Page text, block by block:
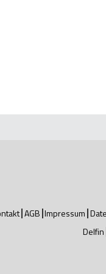
AGB Impressum
Delfin